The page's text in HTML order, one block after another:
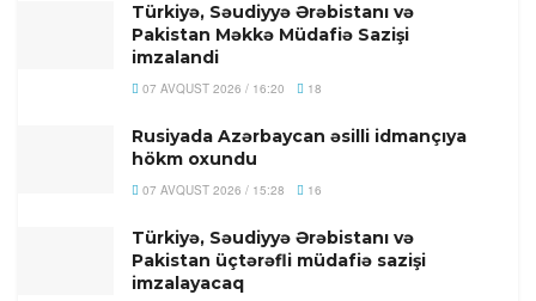
Türkiyə, Səudiyyə Ərəbistanı və
Pakistan Məkkə Müdafiə Sazişi
imzalandi
07 AVQUST 2026 / 16:20 18
Rusiyada Azərbaycan əsilli idmançıya
hökm oxundu
07 AVQUST 2026 / 15:28 16
Türkiyə, Səudiyyə Ərəbistanı və
Pakistan üçtərəfli müdafiə sazişi
imzalayacaq